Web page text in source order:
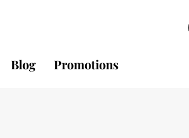
Blog Promotions